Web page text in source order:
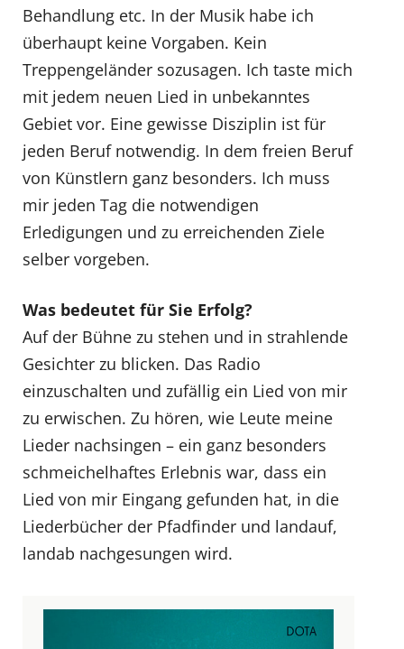
Behandlung etc. In der Musik habe ich
überhaupt keine Vorgaben. Kein
Treppengeländer sozusagen. Ich taste mich
mit jedem neuen Lied in unbekanntes
Gebiet vor. Eine gewisse Disziplin ist für
jeden Beruf notwendig. In dem freien Beruf
von Künstlern ganz besonders. Ich muss
mir jeden Tag die notwendigen
Erledigungen und zu erreichenden Ziele
selber vorgeben.
Was bedeutet für Sie Erfolg?
Auf der Bühne zu stehen und in strahlende
Gesichter zu blicken. Das Radio
einzuschalten und zufällig ein Lied von mir
zu erwischen. Zu hören, wie Leute meine
Lieder nachsingen – ein ganz besonders
schmeichelhaftes Erlebnis war, dass ein
Lied von mir Eingang gefunden hat, in die
Liederbücher der Pfadfinder und landauf,
landab nachgesungen wird.